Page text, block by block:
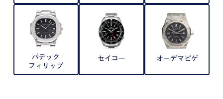
パテック
フィリップ
セイコー オーデマピゲ